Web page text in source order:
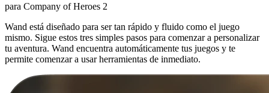
para Company of Heroes 2
Wand está diseñado para ser tan rápido y fluido como el juego
mismo. Sigue estos tres simples pasos para comenzar a personalizar
tu aventura. Wand encuentra automáticamente tus juegos y te
permite comenzar a usar herramientas de inmediato.